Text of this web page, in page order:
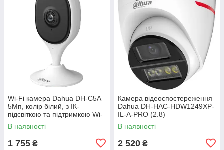
Wi-Fi камера Dahua DH-C5A
5Мп, колір білий, з ІК-
підсвіткою та підтримкою Wi-
Fi для внутрішнього
використання
В наявності
1 755 ₴
Камера відеоспостереження
Dahua DH-HAC-HDW1249XP-
IL-A-PRO (2.8)
В наявності
2 520 ₴